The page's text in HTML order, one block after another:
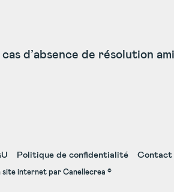
d’absence de résolution
Politique de confidentialité Contact
site internet par Canellecrea ©